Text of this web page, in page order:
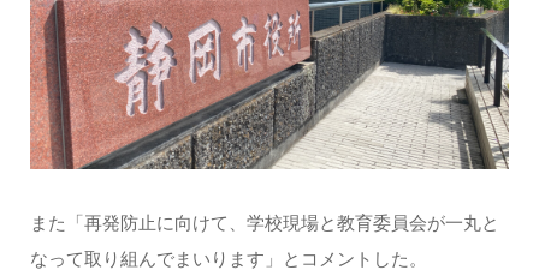
また「再発防止に向けて、学校現場と教育委員会が一丸と
なって取り組んでまいります」とコメントした。